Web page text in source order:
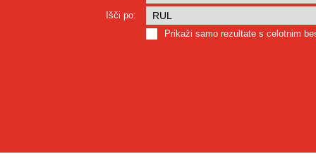
Išči po:
Prikaži samo rezultate s celotnim